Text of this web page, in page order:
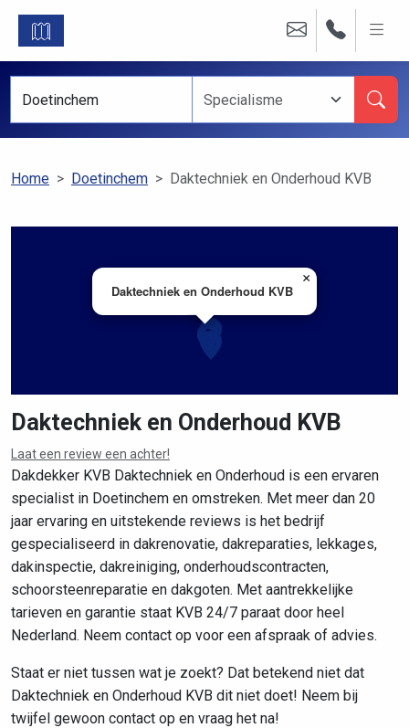
Home Doetinchem Daktechniek en Onderhoud KVB
Daktechniek en Onderhoud KVB
×
Leaflet|©OpenStreetMap contributors
Daktechniek en Onderhoud KVB
Laat een review een achter!
Dakdekker KVB Daktechniek en Onderhoud is een ervaren
specialist in Doetinchem en omstreken. Met meer dan 20
jaar ervaring en uitstekende reviews is het bedrijf
gespecialiseerd in dakrenovatie, dakreparaties, lekkages,
dakinspectie, dakreiniging, onderhoudscontracten,
schoorsteenreparatie en dakgoten. Met aantrekkelijke
tarieven en garantie staat KVB 24/7 paraat door heel
Nederland. Neem contact op voor een afspraak of advies.
Staat er niet tussen wat je zoekt? Dat betekend niet dat
Daktechniek en Onderhoud KVB dit niet doet! Neem bij
twijfel gewoon contact op en vraag het na!